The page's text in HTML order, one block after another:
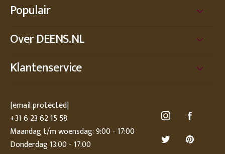
Populair
Over DEENS.NL
Klantenservice
[email protected]
+31 6 23 62 15 58
Maandag t/m woensdag: 9:00 - 17:00
Donderdag 13:00 - 17:00